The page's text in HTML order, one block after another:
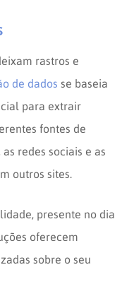
rastros e
de dados se baseia
para extrair
fontes de
redes sociais e as
outros sites.
presente no dia
oferecem
sobre o seu